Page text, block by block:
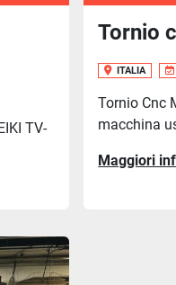
TV-
Tornio
ITALIA
Tornio Cnc
macchina
Maggiori